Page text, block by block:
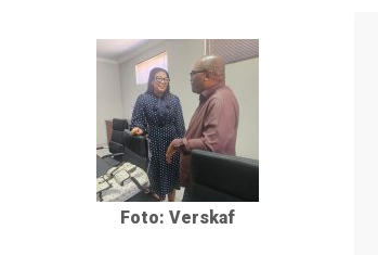
Foto: Verskaf